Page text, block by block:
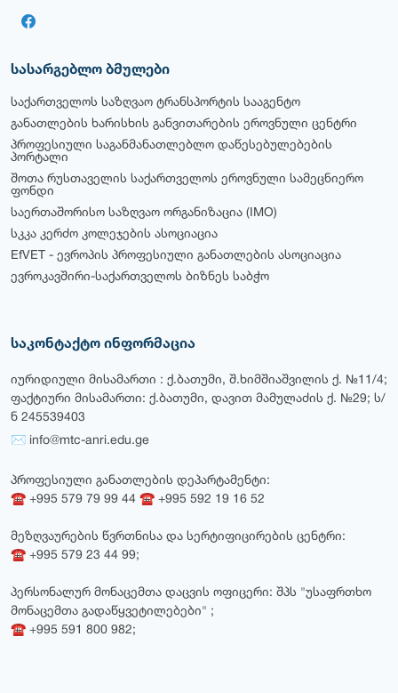
სასარგებლო ბმულები
საქართველოს საზღვაო ტრანსპორტის სააგენტო
განათლების ხარისხის განვითარების ეროვნული ცენტრი
პროფესიული საგანმანათლებლო დაწესებულებების
პორტალი
შოთა რუსთაველის საქართველოს ეროვნული სამეცნიერო
ფონდი
საერთაშორისო საზღვაო ორგანიზაცია (IMO)
სკკა კერძო კოლეჯების ასოციაცია
EfVET - ევროპის პროფესიული განათლების ასოციაცია
ევროკავშირი-საქართველოს ბიზნეს საბჭო
საკონტაქტო ინფორმაცია
იურიდიული მისამართი : ქ.ბათუმი, შ.ხიმშიაშვილის ქ. №11/4;
ფაქტიური მისამართი: ქ.ბათუმი, დავით მამულაძის ქ. №29; ს/
ნ 245539403
✉ info@mtc-anri.edu.ge
პროფესიული განათლების დეპარტამენტი:
☎ +995 579 79 99 44 ☎ +995 592 19 16 52
მეზღვაურების წვრთნისა და სერტიფიცირების ცენტრი:
☎ +995 579 23 44 99;
პერსონალურ მონაცემთა დაცვის ოფიცერი: შპს "უსაფრთხო
მონაცემთა გადაწყვეტილებები" ;
☎ +995 591 800 982;